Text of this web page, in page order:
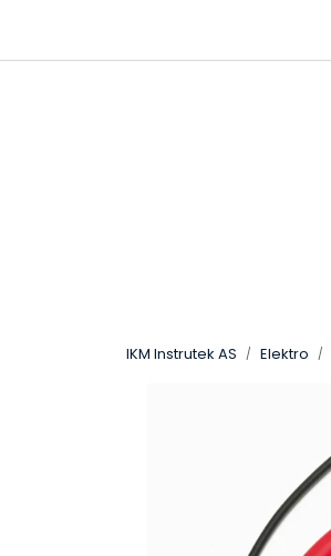
IKM Instrutek AS Elektro